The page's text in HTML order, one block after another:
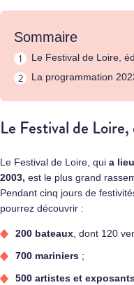
Sommaire
Le Festival de Loire,
La programmation
Le Festival de
Le Festival de Loire, qui a
2003, est le plus grand
Pendant cinq jours de
pourrez découvrir :
200 bateaux , dont 120
700 mariniers ;
500 artistes et